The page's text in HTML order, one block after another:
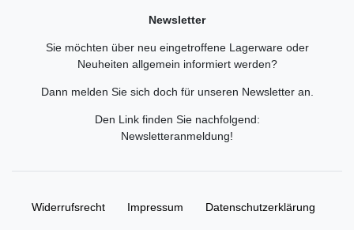
Newsletter
Sie möchten über neu eingetroffene Lagerware oder
Neuheiten allgemein informiert werden?
Dann melden Sie sich doch für unseren Newsletter an.
Den Link finden Sie nachfolgend:
Newsletteranmeldung!
Widerrufs­recht Impressum Daten­schutz­erklärung